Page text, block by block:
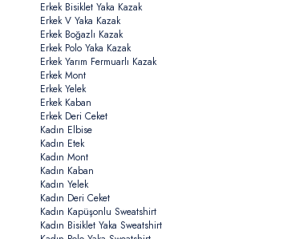
Erkek Bisiklet Yaka Kazak
Erkek V Yaka Kazak
Erkek Boğazlı Kazak
Erkek Polo Yaka Kazak
Erkek Yarım Fermuarlı Kazak
Erkek Mont
Erkek Yelek
Erkek Kaban
Erkek Deri Ceket
Kadın Elbise
Kadın Etek
Kadın Mont
Kadın Kaban
Kadın Yelek
Kadın Deri Ceket
Kadın Kapüşonlu Sweatshirt
Kadın Bisiklet Yaka Sweatshirt